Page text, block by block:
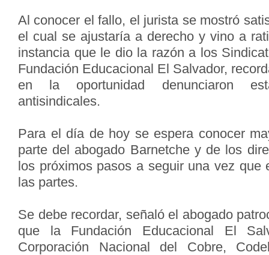
Al conocer el fallo, el jurista se mostró
el cual se ajustaría a derecho y vino a
instancia que le dio la razón a los
Fundación Educacional El Salvador,
en la oportunidad denunciaron
antisindicales.
Para el día de hoy se espera conocer
parte del abogado Barnetche y de los
los próximos pasos a seguir una vez que
las partes.
Se debe recordar, señaló el abogado
que la Fundación Educacional El
Corporación Nacional del Cobre,